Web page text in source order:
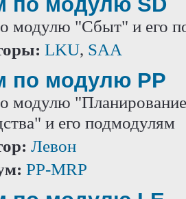
модулю "Сбыт" и его
LKU, SAA
по модулю РР
модулю "Планирование
и его подмодулям
Левон
PP-MRP